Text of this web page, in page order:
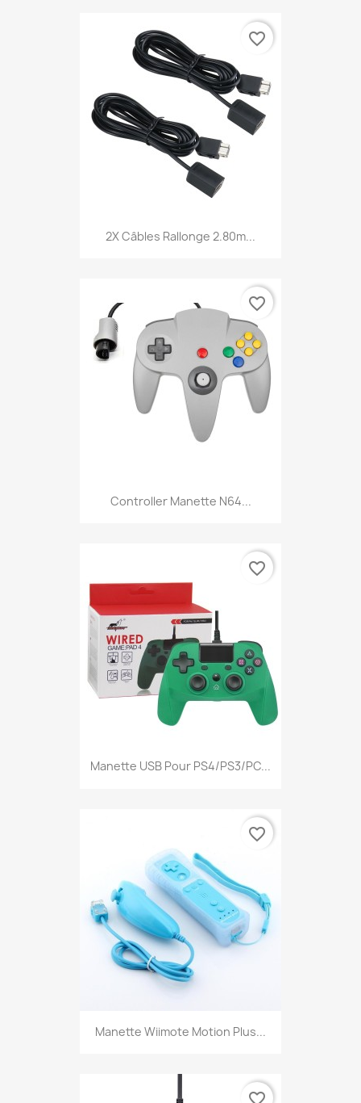
2X Câbles Rallonge 2.80m...
favorite_border
Controller Manette N64...
favorite_border
Manette USB Pour PS4/PS3/PC...
favorite_border
Manette Wiimote Motion Plus...
favorite_border
favorite_border